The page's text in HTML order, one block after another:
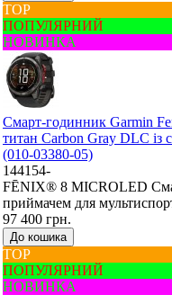
ТОР
ПОПУЛЯРНИЙ
НОВИНКА
Смарт-годинник Garmin
титан Carbon Gray DLC із
(010-03380-05)
144154-
FĒNIX® 8 MICROLED
приймачем для
97 400 грн.
До кошика
ТОР
ПОПУЛЯРНИЙ
НОВИНКА